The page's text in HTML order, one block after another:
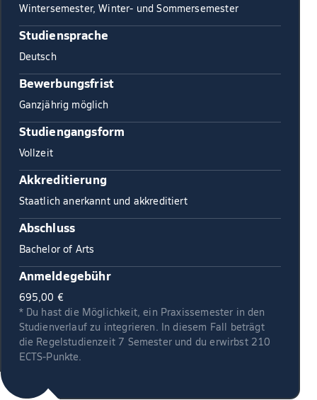
Wintersemester, Winter- und Sommersemester
Studiensprache
Deutsch
Bewerbungsfrist
Ganzjährig möglich
Studiengangsform
Vollzeit
Akkreditierung
Staatlich anerkannt und akkreditiert
Abschluss
Bachelor of Arts
Anmeldegebühr
695,00 €
* Du hast die Möglichkeit, ein Praxissemester in den
Studienverlauf zu integrieren. In diesem Fall beträgt
die Regelstudienzeit 7 Semester und du erwirbst 210
ECTS-Punkte.